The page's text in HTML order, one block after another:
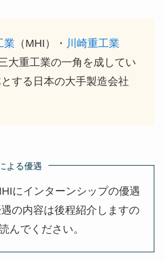
業 （MHI）・ 川崎重工業
大重工業の一角を成してい
する日本の大手製造会社
よる優遇
にインターンシップの優遇
の内容は後程紹介しますの
んでください。